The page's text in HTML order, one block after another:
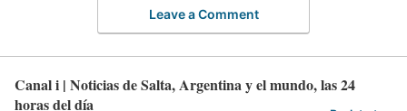
Leave a Comment
Canal i | Noticias de Salta, Argentina y el mundo, las 24
horas del día